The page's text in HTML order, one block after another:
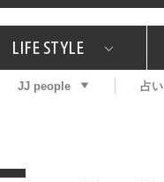
スタッフの"それどこの"？
コスメ全部試してみた
LIFE STYLE
ルメガイド エンタメ
JJ people 占い